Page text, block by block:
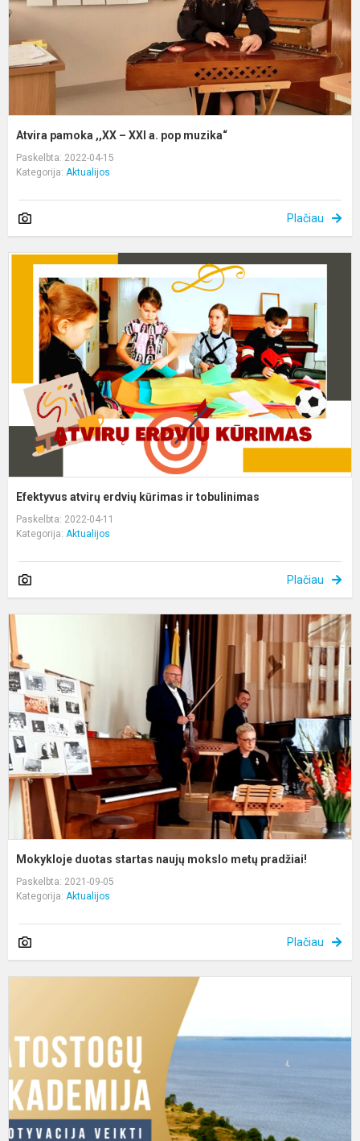
Atvira pamoka ,,XX – XXI a. pop muzika“
Paskelbta: 2022-04-15
Kategorija: Aktualijos
Plačiau
Efektyvus atvirų erdvių kūrimas ir tobulinimas
Paskelbta: 2022-04-11
Kategorija: Aktualijos
Plačiau
Mokykloje duotas startas naujų mokslo metų pradžiai!
Paskelbta: 2021-09-05
Kategorija: Aktualijos
Plačiau